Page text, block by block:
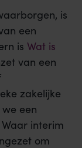
is
een
is Wat is
van een
zakelijke
een
interim
om